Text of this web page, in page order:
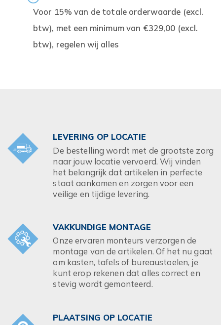
Voor 15% van de totale orderwaarde (excl.
btw), met een minimum van €329,00 (excl.
btw), regelen wij alles
LEVERING OP LOCATIE
De bestelling wordt met de grootste zorg
naar jouw locatie vervoerd. Wij vinden
het belangrijk dat artikelen in perfecte
staat aankomen en zorgen voor een
veilige en tijdige levering.
VAKKUNDIGE MONTAGE
Onze ervaren monteurs verzorgen de
montage van de artikelen. Of het nu gaat
om kasten, tafels of bureaustoelen, je
kunt erop rekenen dat alles correct en
stevig wordt gemonteerd.
PLAATSING OP LOCATIE